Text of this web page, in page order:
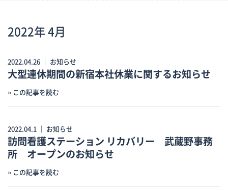
採用情報
2022年4月
2022.04.26 ｜ お知らせ
大型連休期間の新宿本社休業に関するお知らせ
» この記事を読む
2022.04.1 ｜ お知らせ
訪問看護ステーション リカバリー 武蔵野事務
所 オープンのお知らせ
» この記事を読む